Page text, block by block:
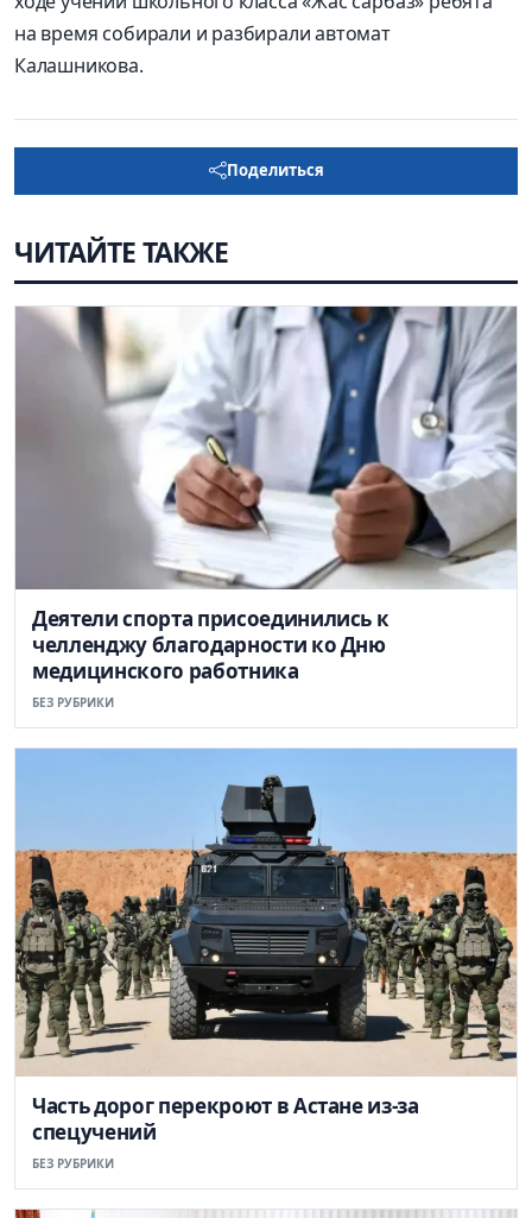
на время собирали и разбирали автомат
Калашникова.
Поделиться
ЧИТАЙТЕ ТАКЖЕ
Деятели спорта присоединились к
челленджу благодарности ко Дню
медицинского работника
БЕЗ РУБРИКИ
Часть дорог перекроют в Астане из-за
спецучений
БЕЗ РУБРИКИ